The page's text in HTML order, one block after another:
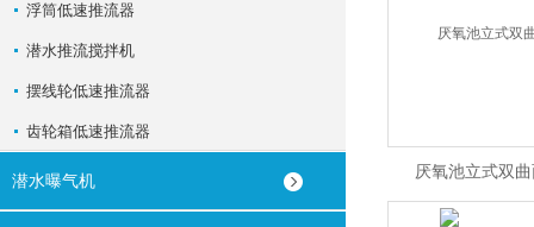
浮筒低速推流器
潜水推流搅拌机
摆线轮低速推流器
齿轮箱低速推流器
潜水曝气机 厌氧池立式双